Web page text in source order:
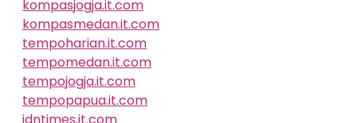
kompasjogja.it.com
kompasmedan.it.com
tempoharian.it.com
tempomedan.it.com
tempojogja.it.com
tempopapua.it.com